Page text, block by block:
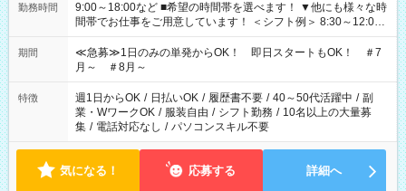
勤務時間
9:00～18:00など ■希望の時間帯を選べます！ ▼他にも様々な時
間帯でお仕事をご用意しています！ ＜シフト例＞ 8:30～12:00
17:00～22:00 13:00～22:00 22:00～翌6:00 など
期間
≪急募≫1日のみの単発からOK！ 即日スタートもOK！ ＃7
月～ ＃8月～
特徴 週1日からOK / 日払いOK / 履歴書不要 / 40～50代活躍中 / 副
業・WワークOK / 服装自由 / シフト勤務 / 10名以上の大量募
集 / 電話対応なし / パソコンスキル不要
気になる！ 応募する 詳細へ